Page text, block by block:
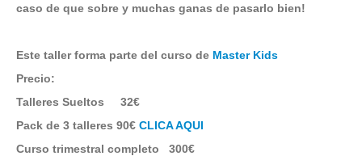
caso de que sobre y muchas ganas de pasarlo bien!
Este taller forma parte del curso de Master Kids
Precio:
Talleres Sueltos 32€
Pack de 3 talleres 90€ CLICA AQUI
Curso trimestral completo 300€